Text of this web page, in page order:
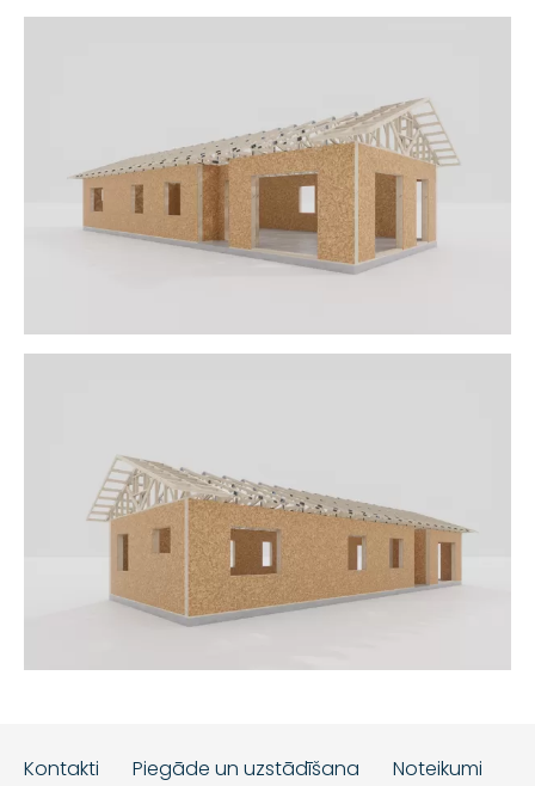
Kontakti Piegāde un uzstādīšana Noteikumi